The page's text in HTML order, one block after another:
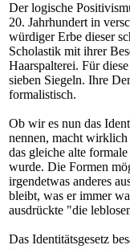
Der logische
20. Jahrhundert in
würdiger Erbe dieser
Scholastik mit ihrer
Haarspalterei. Für
sieben Siegeln. Ihre
formalistisch.
Ob wir es nun das
nennen, macht
das gleiche alte
wurde. Die Formen
irgendetwas anderes
bleibt, was er immer
ausdrückte "die
Das Identitätsgesetz